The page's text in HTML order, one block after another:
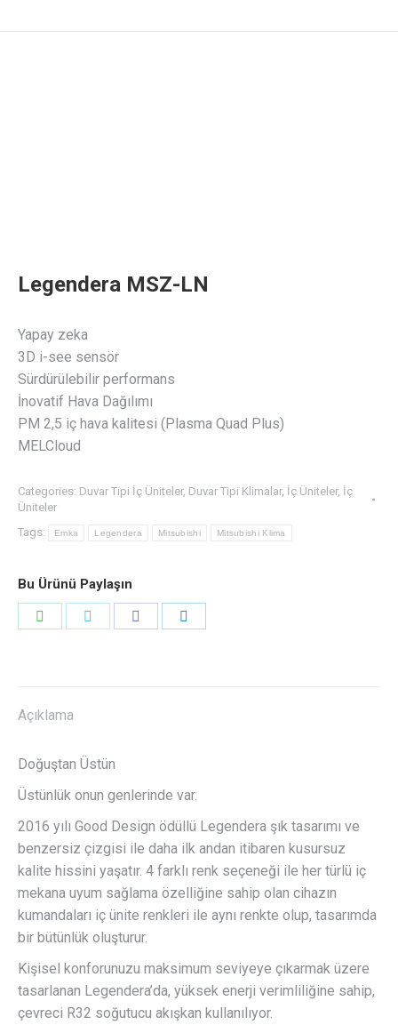
Legendera MSZ-LN
Yapay zeka
3D i-see sensör
Sürdürülebilir performans
İnovatif Hava Dağılımı
PM 2,5 iç hava kalitesi (Plasma Quad Plus)
MELCloud
Categories: Duvar Tipi İç Üniteler, Duvar Tipi Klimalar, İç Üniteler, İç
Üniteler
Tags:
Emka Legendera Mitsubishi Mitsubishi Klima
Bu Ürünü Paylaşın
Açıklama
Doğuştan Üstün
Üstünlük onun genlerinde var.
2016 yılı Good Design ödüllü Legendera şık tasarımı ve
benzersiz çizgisi ile daha ilk andan itibaren kusursuz
kalite hissini yaşatır. 4 farklı renk seçeneği ile her türlü iç
mekana uyum sağlama özelliğine sahip olan cihazın
kumandaları iç ünite renkleri ile aynı renkte olup, tasarımda
bir bütünlük oluşturur.
Kişisel konforunuzu maksimum seviyeye çıkarmak üzere
tasarlanan Legendera’da, yüksek enerji verimliliğine sahip,
çevreci R32 soğutucu akışkan kullanılıyor.